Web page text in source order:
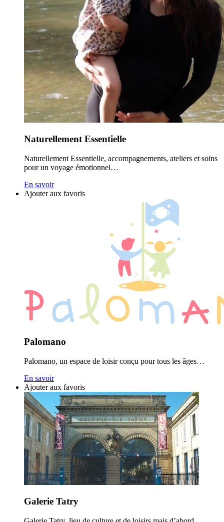
Naturellement Essentielle
Naturellement Essentielle, accompagnements, ateliers et soins
pour un voyage émotionnel…
En savoir
Ajouter aux favoris
Palomano
Palomano, un espace de loisir conçu pour tous les âges…
En savoir
Ajouter aux favoris
Galerie Tatry